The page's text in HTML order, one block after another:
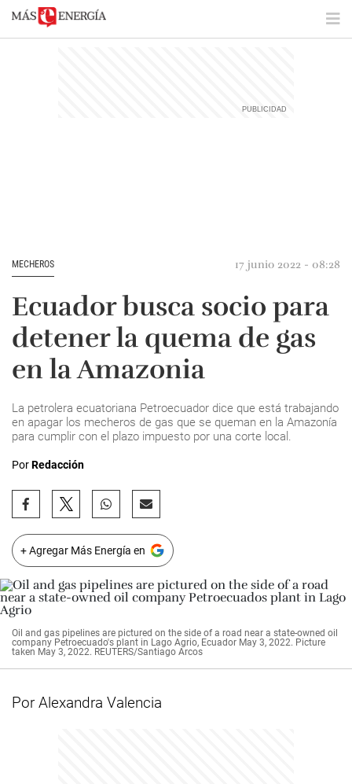
MECHEROS 17 junio 2022 - 08:28
Ecuador busca socio para
detener la quema de gas
en la Amazonia
La petrolera ecuatoriana Petroecuador dice que está trabajando
en apagar los mecheros de gas que se queman en la Amazonía
para cumplir con el plazo impuesto por una corte local.
PorRedacción
+ Agregar Más Energía en
Oil and gas pipelines are pictured on the side of a road near a state-owned oil
company Petroecuado's plant in Lago Agrio, Ecuador May 3, 2022. Picture
taken May 3, 2022. REUTERS/Santiago Arcos
Por Alexandra Valencia